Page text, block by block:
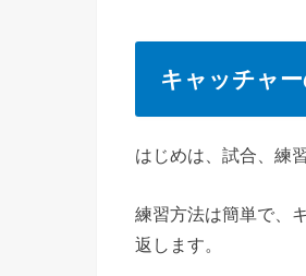
キャッチャ
はじめは、試合、練
練習方法は簡単で、
返します。